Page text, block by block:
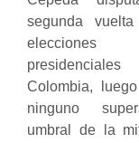
segunda
elecciones
Colombia,
ninguno
umbral de la